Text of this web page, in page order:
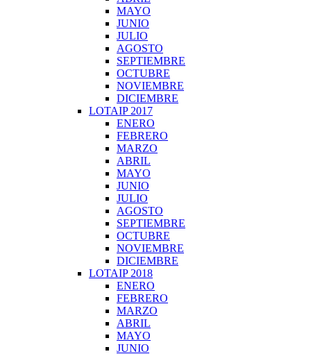
MAYO
JUNIO
JULIO
AGOSTO
SEPTIEMBRE
OCTUBRE
NOVIEMBRE
DICIEMBRE
LOTAIP 2017
ENERO
FEBRERO
MARZO
ABRIL
MAYO
JUNIO
JULIO
AGOSTO
SEPTIEMBRE
OCTUBRE
NOVIEMBRE
DICIEMBRE
LOTAIP 2018
ENERO
FEBRERO
MARZO
ABRIL
MAYO
JUNIO